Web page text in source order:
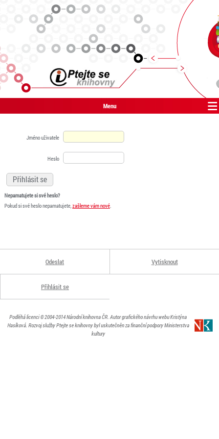
Menu
Jméno uživatele
Heslo
Nepamatujete si své heslo?
Pokud si své heslo nepamatujete,zašleme vám nové.
Odeslat Vytisknout
Přihlásit se
Podléhá licenci© 2004-2014Národní knihovna ČR. Autor grafického návrhu webu Kristýna
Hasíková. Rozvoj služby Ptejte se knihovny byl uskutečněn za finanční podpory Ministerstva
kultury